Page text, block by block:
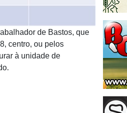
de Bastos, que
centro, ou pelos
à unidade de